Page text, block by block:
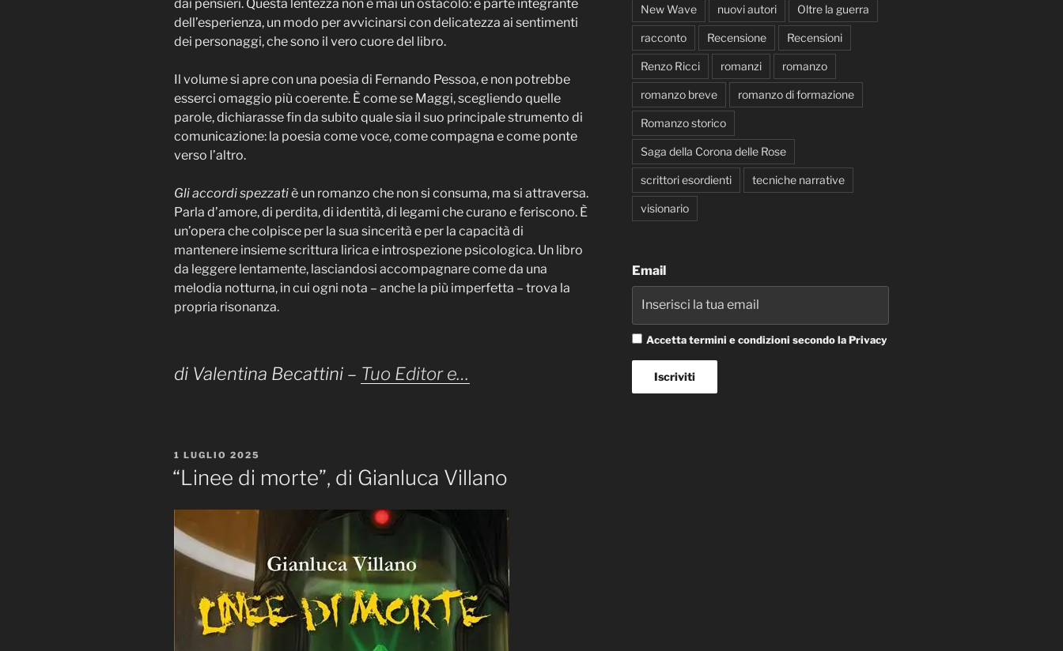
dai pensieri. Questa lentezza non è mai un ostacolo: è parte integrante
dell’esperienza, un modo per avvicinarsi con delicatezza ai sentimenti
dei personaggi, che sono il vero cuore del libro.
Il volume si apre con una poesia di Fernando Pessoa, e non potrebbe
esserci omaggio più coerente. È come se Maggi, scegliendo quelle
parole, dichiarasse fin da subito quale sia il suo principale strumento di
comunicazione: la poesia come voce, come compagna e come ponte
verso l’altro.
Gli accordi spezzatiè un romanzo che non si consuma, ma si attraversa.
Parla d’amore, di perdita, di identità, di legami che curano e feriscono. È
un’opera che colpisce per la sua sincerità e per la capacità di
mantenere insieme scrittura lirica e introspezione psicologica. Un libro
da leggere lentamente, lasciandosi accompagnare come da una
melodia notturna, in cui ogni nota – anche la più imperfetta – trova la
propria risonanza.
di Valentina Becattini – Tuo Editor e…
PUBBLICATO
IL
1 LUGLIO 2025
“Linee di morte”, di Gianluca Villano
New Wave nuovi autori Oltre la guerra
racconto Recensione Recensioni
Renzo Ricci romanzi romanzo
romanzo breve romanzo di formazione
Romanzo storico
Saga della Corona delle Rose
scrittori esordienti tecniche narrative
visionario
Email
Accetta termini e condizioni secondo la Privacy